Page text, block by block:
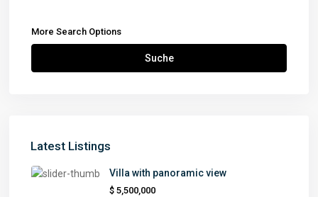
More Search Options
Suche
Latest Listings
Villa with panoramic view
$ 5,500,000